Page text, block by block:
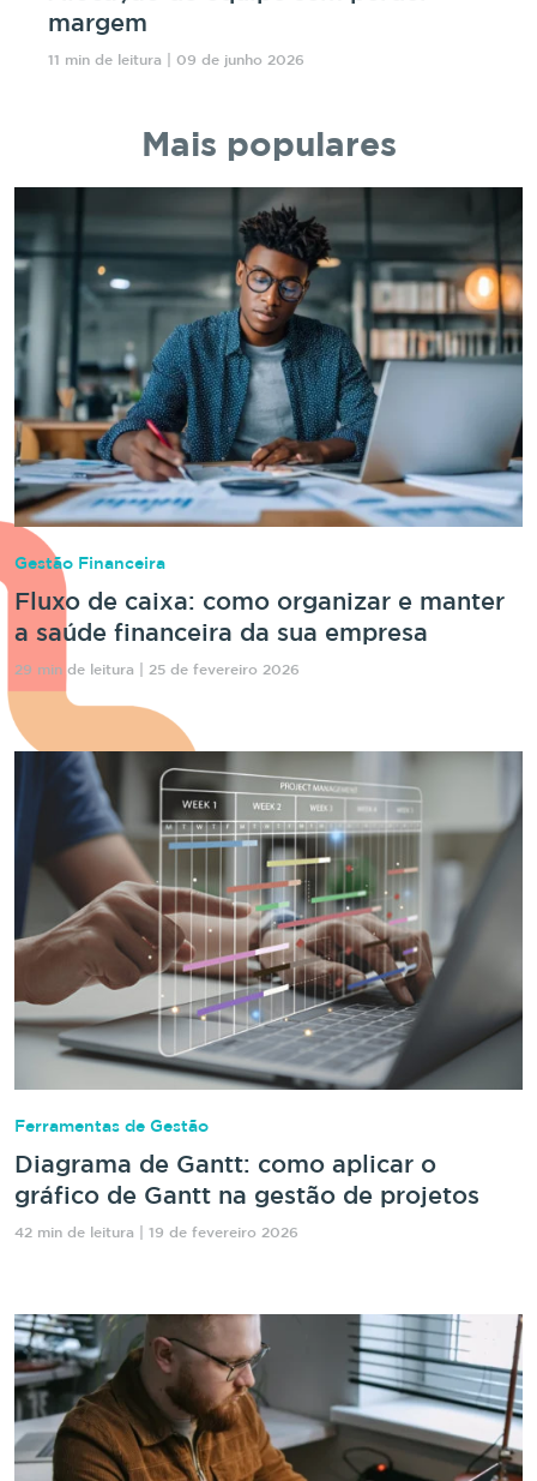
margem
11 min de leitura | 09 de junho 2026
Mais populares
Gestão Financeira
Fluxo de caixa: como organizar e manter
a saúde financeira da sua empresa
29 min de leitura | 25 de fevereiro 2026
Ferramentas de Gestão
Diagrama de Gantt: como aplicar o
gráfico de Gantt na gestão de projetos
42 min de leitura | 19 de fevereiro 2026